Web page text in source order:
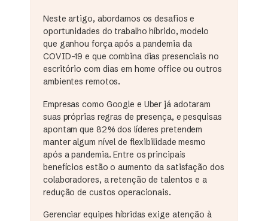
Neste artigo, abordamos os desafios e
oportunidades do trabalho híbrido, modelo
que ganhou força após a pandemia da
COVID-19 e que combina dias presenciais no
escritório com dias em home office ou outros
ambientes remotos.
Empresas como Google e Uber já adotaram
suas próprias regras de presença, e pesquisas
apontam que 82% dos líderes pretendem
manter algum nível de flexibilidade mesmo
após a pandemia. Entre os principais
benefícios estão o aumento da satisfação dos
colaboradores, a retenção de talentos e a
redução de custos operacionais.
Gerenciar equipes híbridas exige atenção à